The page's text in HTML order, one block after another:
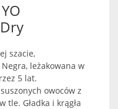
szacie,
leżakowana w
5 lat.
owoców z
Gładka i krągła